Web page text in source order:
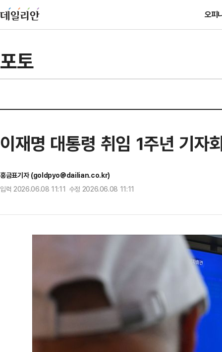
오피
포토
이재명 대통령 취임 1주년 기자
홍금표기자 (goldpyo@dailian.co.kr)
입력 2026.06.08 11:11 수정 2026.06.08 11:11